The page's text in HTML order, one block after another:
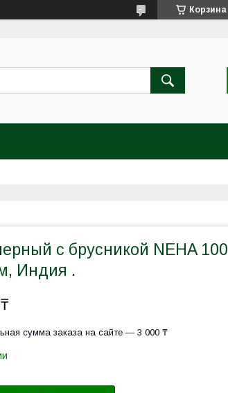
Корзина
с брусникой NEHA 100
Индия .
сумма заказа на сайте — 3 000 ₸